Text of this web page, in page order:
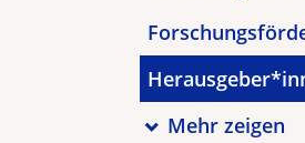
Mehr zeigen